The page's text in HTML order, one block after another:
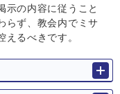
示の内容に従うこと
らず、教会内でミサ
るべきです。